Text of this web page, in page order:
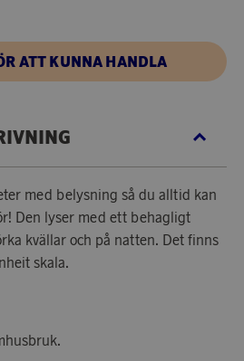
ATT KUNNA HANDLA
med belysning så du alltid kan
Den lyser med ett behagligt
kvällar och på natten. Det finns
skala.